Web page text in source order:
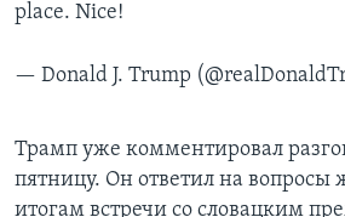
place. Nice!
— Donald J. Trump
Трамп уже комментировал
пятницу. Он ответил на вопросы
итогам встречи со словацким